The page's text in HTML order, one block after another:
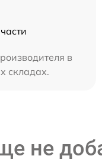
в
складах.
не